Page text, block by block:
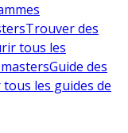
Trouver des
tous les
Guide des
les guides de